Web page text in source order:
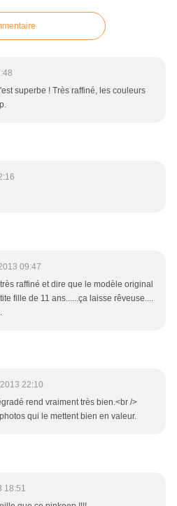
superbe ! Très raffiné, les couleurs
09:47
raffiné et dire que le modèle original
fille de 11 ans......ça laisse rêveuse....
22:10
rend vraiment très bien.<br />
qui le mettent bien en valeur.
18:51